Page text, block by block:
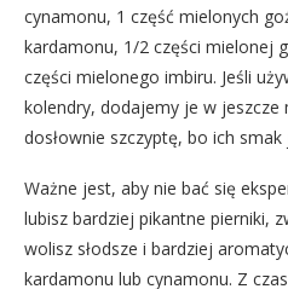
cynamonu, 1 część mielonych
kardamonu, 1/2 części mielonej
części mielonego imbiru. Jeśli
kolendry, dodajemy je w jeszcze
dosłownie szczyptę, bo ich
Ważne jest, aby nie bać się
lubisz bardziej pikantne pierniki,
wolisz słodsze i bardziej
kardamonu lub cynamonu. Z